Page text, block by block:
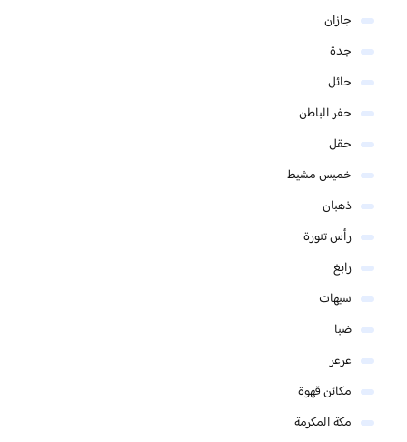
جازان
جدة
حائل
حفر الباطن
حقل
خميس مشيط
ذهبان
رأس تنورة
رابغ
سيهات
ضبا
عرعر
مكائن قهوة
مكة المكرمة